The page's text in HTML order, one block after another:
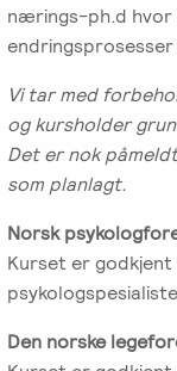
nærings-ph.d hvor
Vi tar med
og kursholder
Det er nok
som planlagt.
Norsk
Kurset er
Den norske